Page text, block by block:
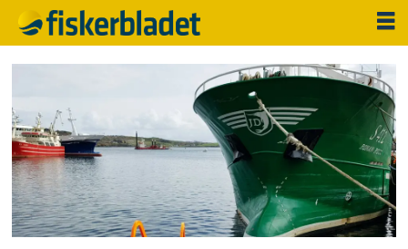
Tag:
skagerrak